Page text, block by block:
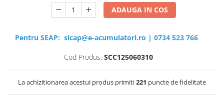
ADAUGA IN COS
Pentru SEAP: sicap@e-acumulatori.ro | 0734 523 766
Cod Produs: SCC125060310
La achizitionarea acestui produs primiti221 puncte de fidelitate